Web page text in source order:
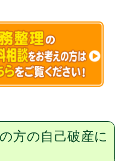
方の自己破産に